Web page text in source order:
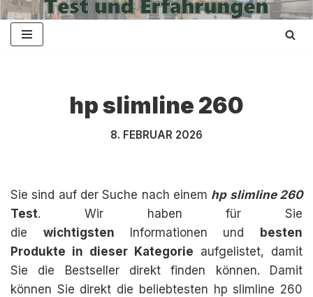
Zum
hp slimline 260
8. FEBRUAR 2026
Sie sind auf der Suche nach einem hp slimline 260
Test. Wir haben für Sie
die wichtigsten Informationen und
besten
Produkte in dieser Kategorie aufgelistet, damit
Sie die Bestseller direkt finden können. Damit
können Sie direkt die beliebtesten hp slimline 260